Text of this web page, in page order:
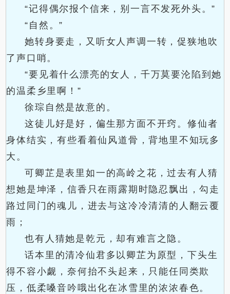
“记得偶尔报个信来，别一言不发死外头。”
“自然。”
她转身要走，又听女人声调一转，促狭地吹
了声口哨。
“要见着什么漂亮的女人，千万莫要沦陷到她
的温柔乡里啊！”
徐琮自然是故意的。
这徒儿好是好，偏生那方面不开窍。修仙者
身体结实，有些看着仙风道骨，背地里不知玩多
大。
可卿芷是表里如一的高岭之花，过去有人猜
想她是坤泽，信香只在雨露期时隐忍飘出，勾走
路过同门的魂儿，进去与这冷冷清清的人翻云覆
雨；
也有人猜她是乾元，却有难言之隐。
话本里的清冷仙君多以卿芷为原型，下头生
得不容小觑，奈何抬不头起来，只能任同类欺
压，低柔嗓音吟哦出化在冰雪里的浓浓春色。